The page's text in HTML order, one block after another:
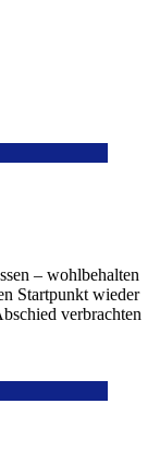
– wohlbehalten
Startpunkt wieder
verbrachten